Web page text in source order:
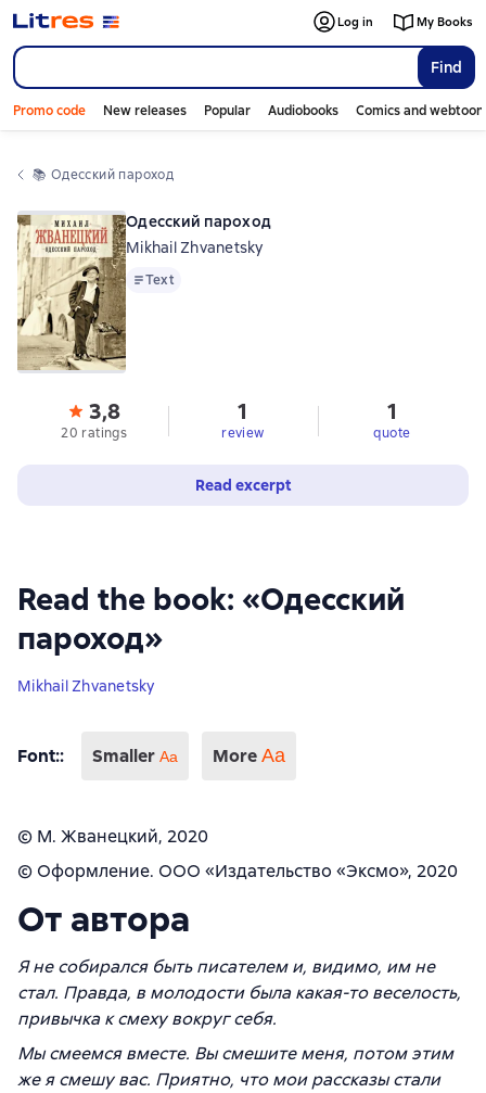
Find
Log in My Books
Promo code New releases Popular Audiobooks Comics and
📚 Одесский пароход
Read the book: «Одесский
пароход»
Mikhail Zhvanetsky
Font:: Smaller Aa More Аа
© М. Жванецкий, 2020
© Оформление. ООО «Издательство «Эксмо», 2020
От автора
Я не собирался быть писателем и, видимо, им не
стал. Правда, в молодости была какая-то веселость,
привычка к смеху вокруг себя.
Мы смеемся вместе. Вы смешите меня, потом этим
же я смешу вас. Приятно, что мои рассказы стали
Одесский пароход
Mikhail Zhvanetsky
TextText
3,8
20 ratings
1
review
1
quote
Read excerpt